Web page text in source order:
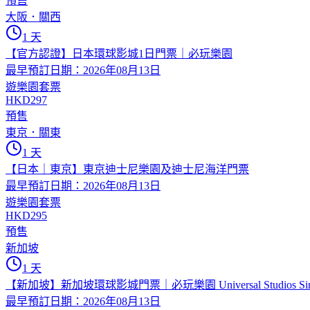
大阪．關西
1 天
【官方認證】日本環球影城1日門票｜必玩樂園
最早預訂日期：2026年08月13日
遊樂園套票
HKD297
預售
東京．關東
1 天
【日本｜東京】東京迪士尼樂園及迪士尼海洋門票
最早預訂日期：2026年08月13日
遊樂園套票
HKD295
預售
新加坡
1 天
【新加坡】新加坡環球影城門票｜必玩樂園 Universal Studios
最早預訂日期：2026年08月13日